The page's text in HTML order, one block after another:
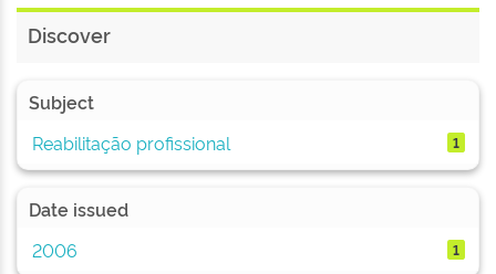
Discover
Subject
Reabilitação profissional
1
Date issued
2006
1